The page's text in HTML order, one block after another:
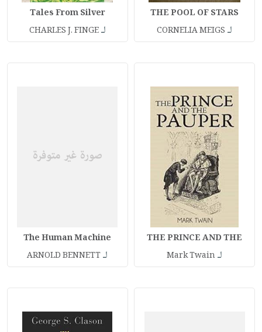
THE POOL OF STARS
لـ CORNELIA MEIGS
Tales From Silver
لـCHARLES J. FINGE
THE PRINCE AND THE
لـMark Twain
The Human Machine
لـARNOLD BENNETT